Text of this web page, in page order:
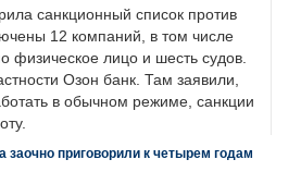
санкционный список против
12 компаний, в том числе
физическое лицо и шесть судов.
Озон банк. Там заявили,
в обычном режиме, санкции
заочно приговорили к четырем годам